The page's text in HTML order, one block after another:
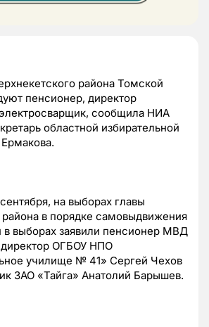
района Томской
пенсионер, директор
сообщила НИА
областной избирательной
на выборах главы
района в порядке самовыдвижения
в выборах заявили пенсионер МВД
ОГБОУ НПО
училище № 41» Сергей Чехов
ЗАО «Тайга» Анатолий Барышев.